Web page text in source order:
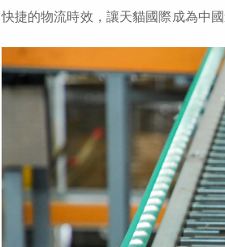
快捷的物流時效，讓天貓國際成為中